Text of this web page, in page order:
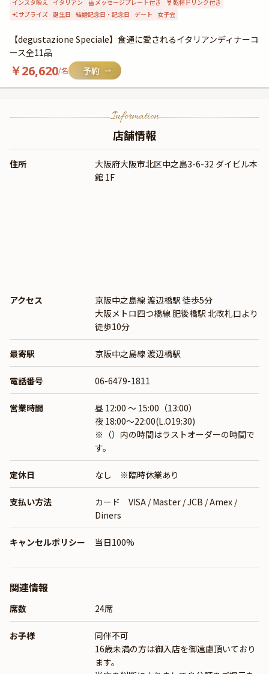
インスタ映え
イタリアン メッセージプレート付き
乾杯ドリンク付き
サプライズ 誕生日 結婚記念日・記念日 デート 女子会
【degustazione Speciale】食通に愛されるイタリアンディナーコ
ース全11品
￥26,620/名
Information
店舗情報
住所
大阪府大阪市北区中之島3-6-32 ダイビル本
館 1F
アクセス
京阪中之島線 渡辺橋駅 徒歩5分
大阪メトロ四つ橋線 肥後橋駅 北改札口より
徒歩10分
最寄駅 京阪中之島線 渡辺橋駅
電話番号 06-6479-1811
営業時間
昼 12:00 ～ 15:00（13:00）
夜 18:00〜22:00(L.O19:30)
※（）内の時間はラストオーダーの時間で
す。
定休日 なし ※臨時休業あり
支払い方法
カード VISA / Master / JCB / Amex /
Diners
キャンセルポリシー 当日100%
関連情報
席数 24席
お子様
同伴不可
16歳未満の方は御入店を御遠慮頂いており
ます。